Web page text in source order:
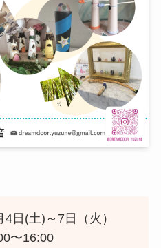
(土)～7日（火）
〜16:00